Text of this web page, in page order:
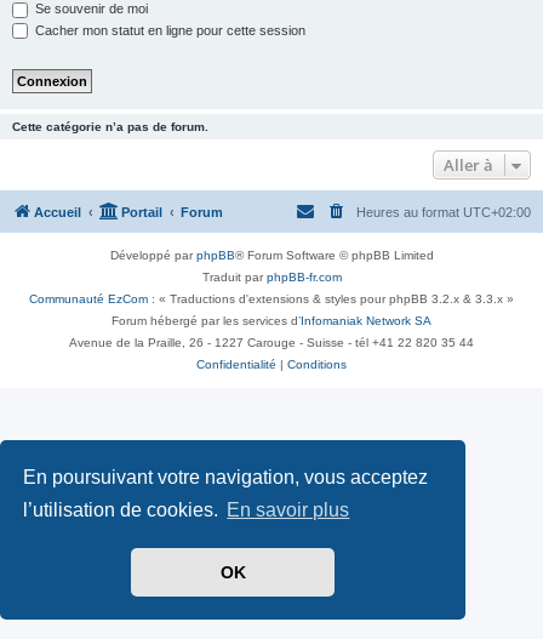
En poursuivant votre navigation, vous acceptez
l’utilisation de cookies. En savoir plus
OK
Se souvenir de moi
Cacher mon statut en ligne pour cette session
Cette catégorie n’a pas de forum.
Aller à
Accueil Portail Forum Heures au format UTC+02:00
Développé parphpBB® Forum Software © phpBB Limited
Traduit parphpBB-fr.com
Communauté EzCom : « Traductions d'extensions & styles pour phpBB 3.2.x & 3.3.x »
Forum hébergé par les services d’ Infomaniak Network SA
Avenue de la Praille, 26 - 1227 Carouge - Suisse - tél +41 22 820 35 44
Confidentialité
Conditions